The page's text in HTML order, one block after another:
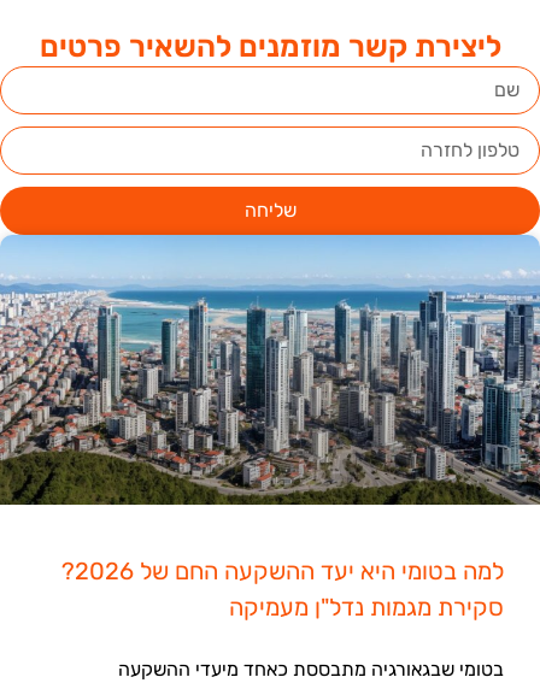
ליצירת קשר מוזמנים להשאיר פרטים
שליחה
למה בטומי היא יעד ההשקעה החם של 2026?
סקירת מגמות נדל"ן מעמיקה
בטומי שבגאורגיה מתבססת כאחד מיעדי ההשקעה